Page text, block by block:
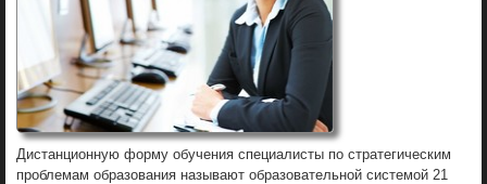
Дистанционную форму обучения специалисты по стратегическим
проблемам образования называют образовательной системой 21